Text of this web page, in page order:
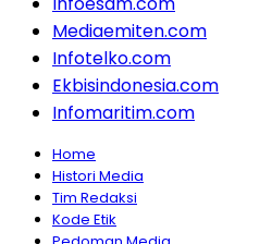
Mediaemiten.com
Infotelko.com
Ekbisindonesia.com
Infomaritim.com
Home
Histori Media
Tim Redaksi
Kode Etik